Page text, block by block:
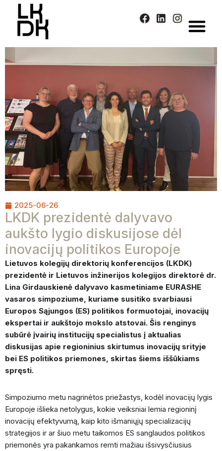
Skip
2025-06-26
LKDK prezidentė dalyvavo
aukšto lygio diskusijose dėl
inovacijų politikos Europoje
Lietuvos kolegijų direktorių konferencijos (LKDK)
prezidentė ir Lietuvos inžinerijos kolegijos direktorė dr.
Lina Girdauskienė dalyvavo kasmetiniame EURASHE
vasaros simpoziume, kuriame susitiko svarbiausi
Europos Sąjungos (ES) politikos formuotojai, inovacijų
ekspertai ir aukštojo mokslo atstovai. Šis renginys
subūrė įvairių institucijų specialistus į aktualias
diskusijas apie regioninius skirtumus inovacijų srityje
bei ES politikos priemones, skirtas šiems iššūkiams
spręsti.
Simpoziumo metu nagrinėtos priežastys, kodėl inovacijų lygis
Europoje išlieka netolygus, kokie veiksniai lemia regioninį
inovacijų efektyvumą, kaip kito išmaniųjų specializacijų
strategijos ir ar šiuo metu taikomos ES sanglaudos politikos
priemonės yra pakankamos remti mažiau išsivysčiusius